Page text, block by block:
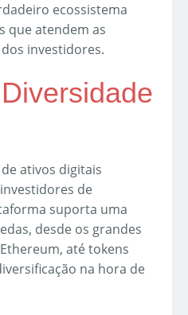
ecossistema
que atendem as
investidores.
ativos digitais
de
suporta uma
desde os grandes
até tokens
na hora de